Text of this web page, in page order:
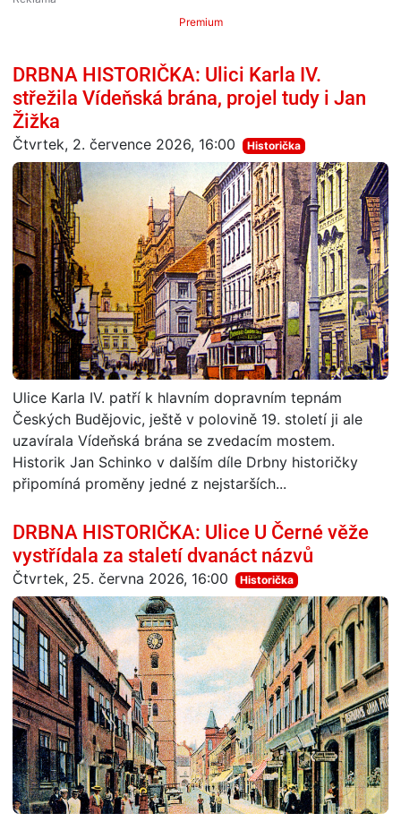
Premium
DRBNA HISTORIČKA: Ulici Karla IV.
střežila Vídeňská brána, projel tudy i Jan
Žižka
Čtvrtek, 2. července 2026, 16:00 Historička
Ulice Karla IV. patří k hlavním dopravním tepnám
Českých Budějovic, ještě v polovině 19. století ji ale
uzavírala Vídeňská brána se zvedacím mostem.
Historik Jan Schinko v dalším díle Drbny historičky
připomíná proměny jedné z nejstarších...
DRBNA HISTORIČKA: Ulice U Černé věže
vystřídala za staletí dvanáct názvů
Čtvrtek, 25. června 2026, 16:00 Historička